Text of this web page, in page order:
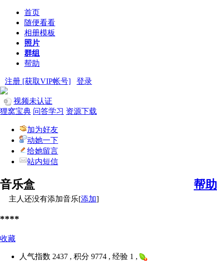
首页
随便看看
相册模板
照片
群组
帮助
注册 [获取VIP帐号] 登录
视频未认证
狸窝宝典 问答学习 资源下载
加为好友
动她一下
给她留言
站内短信
帮助
音乐盒
主人还没有添加音乐[添加]
****
收藏
人气指数 2437 , 积分 9774 , 经验 1 ,